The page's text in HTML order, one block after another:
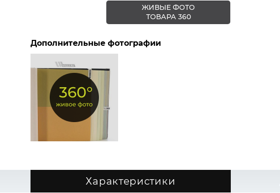
ЖИВЫЕ ФОТО
ТОВАРА 360
Дополнительные фотографии
Характеристики